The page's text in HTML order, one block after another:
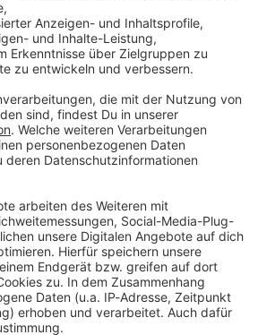
Newsletter anmelden
uns etwas sagen?
Studio Hotline
Kontaktformular
Sprachnachricht